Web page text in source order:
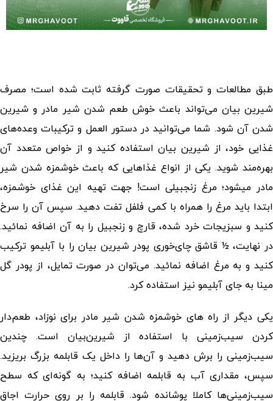
طبق مطالعات و تحقیقات صورت گرفته ثابت شده است؛ مصرف
شیرین بیان می‌تواند باعث خوش طعم شدن شیر مادر و شیرین
شدن آن شود. شما می‌توانید در دستور العمل و ترکیبات وعده‌های
غذایی خود، از شیرین بیان استفاده کنید و از خواص متعدد آن
بهره‌مند شوید. یکی از انواع غذاهایی که باعث خوشمزه شدن شیر
مادر میشود؛ مرغ زنجبیلی است! جهت تهیه این غذای خوشمزه،
ابتدا باید مرغ را همراه با کمی فلفل تفت دهید. سپس آن را سرخ
کنید و سبزیجات خرد شده، قارچ و زنجبیل را به آن اضافه نمائید.
در نهایت، ½ قاشق چای‌خوری پودر شیرین بیان را با آبلیمو ترکیب
کنید و به مرغ اضافه نمائید. می‌توان در صورت تمایل، از پودر گل
مینا به جای آبلیمو نیز استفاده کرد.
یکی دیگر از راه های خوشمزه شدن شیر مادر برای نوزاد، طعم‌دار
کردن سیب‌زمینی با استفاده از شیرین‌بیان است. چندین
سیب‌زمینی را برش دهید و آن‌ها را داخل یک قابلمه بزرگ بریزید.
سپس، مقداری آب به قابلمه اضافه کنید؛ به گونه‌ای که سطح
سیب‌زمینی‌ها کاملا پوشانده شود. قابلمه را بر روی حرارت اجاق